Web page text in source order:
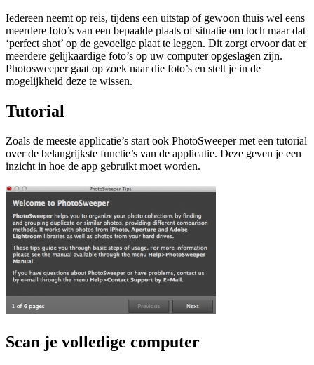
Iedereen neemt op reis, tijdens een uitstap of gewoon thuis wel eens
meerdere foto’s van een bepaalde plaats of situatie om toch maar dat
‘perfect shot’ op de gevoelige plaat te leggen. Dit zorgt ervoor dat er
meerdere gelijkaardige foto’s op uw computer opgeslagen zijn.
Photosweeper gaat op zoek naar die foto’s en stelt je in de
mogelijkheid deze te wissen.
Tutorial
Zoals de meeste applicatie’s start ook PhotoSweeper met een tutorial
over de belangrijkste functie’s van de applicatie. Deze geven je een
inzicht in hoe de app gebruikt moet worden.
Scan je volledige computer